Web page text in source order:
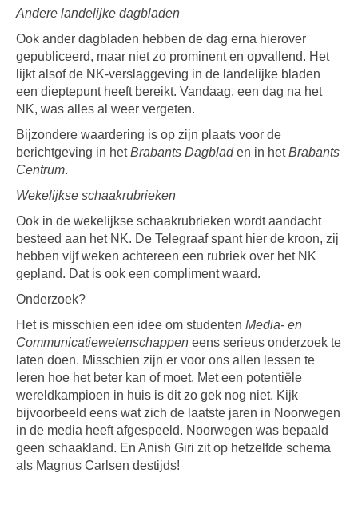
Andere landelijke dagbladen
Ook ander dagbladen hebben de dag erna hierover
gepubliceerd, maar niet zo prominent en opvallend. Het
lijkt alsof de NK-verslaggeving in de landelijke bladen
een dieptepunt heeft bereikt. Vandaag, een dag na het
NK, was alles al weer vergeten.
Bijzondere waardering is op zijn plaats voor de
berichtgeving in hetBrabants Dagbladen in hetBrabants
Centrum.
Wekelijkse schaakrubrieken
Ook in de wekelijkse schaakrubrieken wordt aandacht
besteed aan het NK. De Telegraaf spant hier de kroon, zij
hebben vijf weken achtereen een rubriek over het NK
gepland. Dat is ook een compliment waard.
Onderzoek?
Het is misschien een idee om studenten Media- en
Communicatiewetenschappen eens serieus onderzoek te
laten doen. Misschien zijn er voor ons allen lessen te
leren hoe het beter kan of moet. Met een potentiële
wereldkampioen in huis is dit zo gek nog niet. Kijk
bijvoorbeeld eens wat zich de laatste jaren in Noorwegen
in de media heeft afgespeeld. Noorwegen was bepaald
geen schaakland. En Anish Giri zit op hetzelfde schema
als Magnus Carlsen destijds!